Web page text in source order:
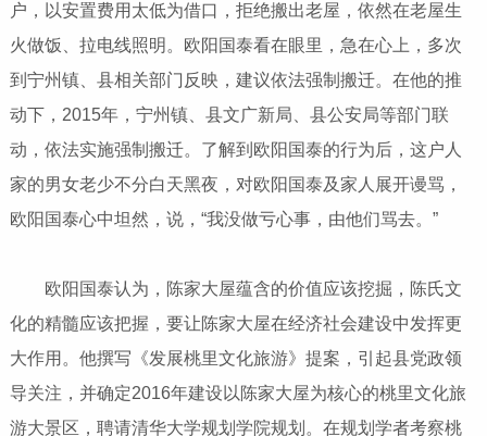
户，以安置费用太低为借口，拒绝搬出老屋，依然在老屋生
火做饭、拉电线照明。欧阳国泰看在眼里，急在心上，多次
到宁州镇、县相关部门反映，建议依法强制搬迁。在他的推
动下，2015年，宁州镇、县文广新局、县公安局等部门联
动，依法实施强制搬迁。了解到欧阳国泰的行为后，这户人
家的男女老少不分白天黑夜，对欧阳国泰及家人展开谩骂，
欧阳国泰心中坦然，说，“我没做亏心事，由他们骂去。”
欧阳国泰认为，陈家大屋蕴含的价值应该挖掘，陈氏文
化的精髓应该把握，要让陈家大屋在经济社会建设中发挥更
大作用。他撰写《发展桃里文化旅游》提案，引起县党政领
导关注，并确定2016年建设以陈家大屋为核心的桃里文化旅
游大景区，聘请清华大学规划学院规划。在规划学者考察桃